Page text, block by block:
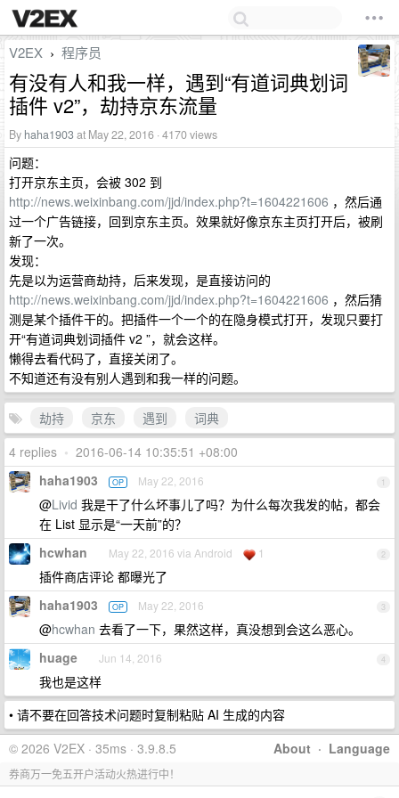
V2EX › 程序员
有没有人和我一样，遇到“有道词典划词
插件 v2”，劫持京东流量
By haha1903at May 22, 2016 · 4170 views
问题：
打开京东主页，会被 302 到
http://news.weixinbang.com/jjd/index.php?t=1604221606 ，然后通
过一个广告链接，回到京东主页。效果就好像京东主页打开后，被刷
新了一次。
发现：
先是以为运营商劫持，后来发现，是直接访问的
http://news.weixinbang.com/jjd/index.php?t=1604221606 ，然后猜
测是某个插件干的。把插件一个一个的在隐身模式打开，发现只要打
开“有道词典划词插件 v2 ”，就会这样。
懒得去看代码了，直接关闭了。
不知道还有没有别人遇到和我一样的问题。
劫持 京东 遇到
词典
4 replies • 2016-06-14 10:35:51 +08:00
1
haha1903 OP May 22, 2016
@Livid 我是干了什么坏事儿了吗？为什么每次我发的帖，都会
在 List 显示是“一天前”的？
2
hcwhan May 22, 2016 via Android 1
插件商店评论 都曝光了
3
haha1903 OP May 22, 2016
@hcwhan 去看了一下，果然这样，真没想到会这么恶心。
4
huage Jun 14, 2016
我也是这样
• 请不要在回答技术问题时复制粘贴 AI 生成的内容
About · Language
© 2026 V2EX · 35ms · 3.9.8.5
券商万一免五开户活动火热进行中！